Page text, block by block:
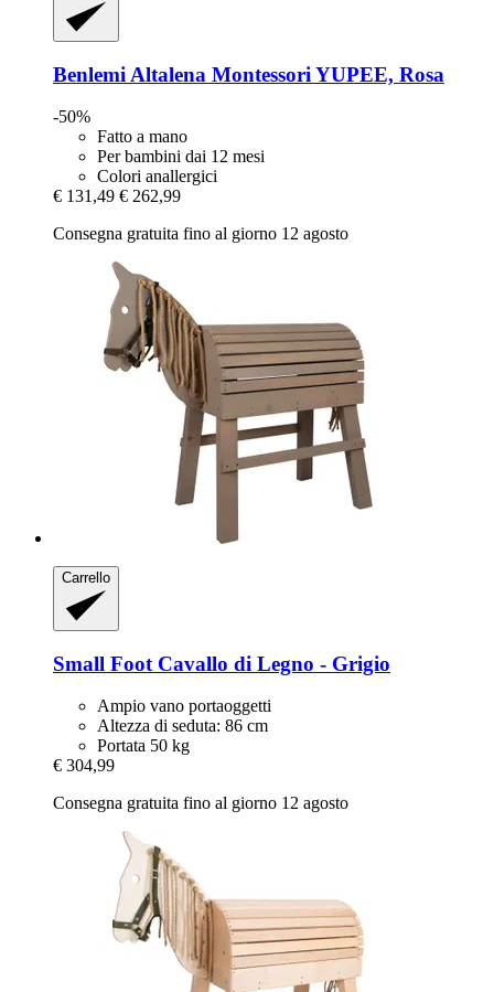
Benlemi Altalena Montessori YUPEE, Rosa
-50%
Fatto a mano
Per bambini dai 12 mesi
Colori anallergici
€ 131,49 € 262,99
Consegna gratuita fino al giorno 12 agosto
Carrello
Small Foot Cavallo di Legno -​ Grigio
Ampio vano portaoggetti
Altezza di seduta: 86 cm
Portata 50 kg
€ 304,99
Consegna gratuita fino al giorno 12 agosto